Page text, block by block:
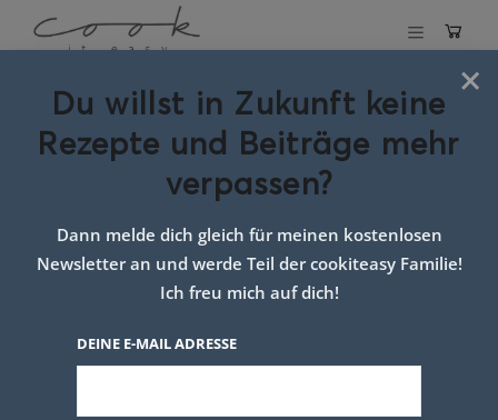
Schlagwort:
einfaches
sommeressen
×
Du willst in Zukunft keine
Rezepte und Beiträge mehr
verpassen?
Dann melde dich gleich für meinen kostenlosen
Newsletter an und werde Teil der cookiteasy Familie!
Ich freu mich auf dich!
DEINE E-MAIL ADRESSE